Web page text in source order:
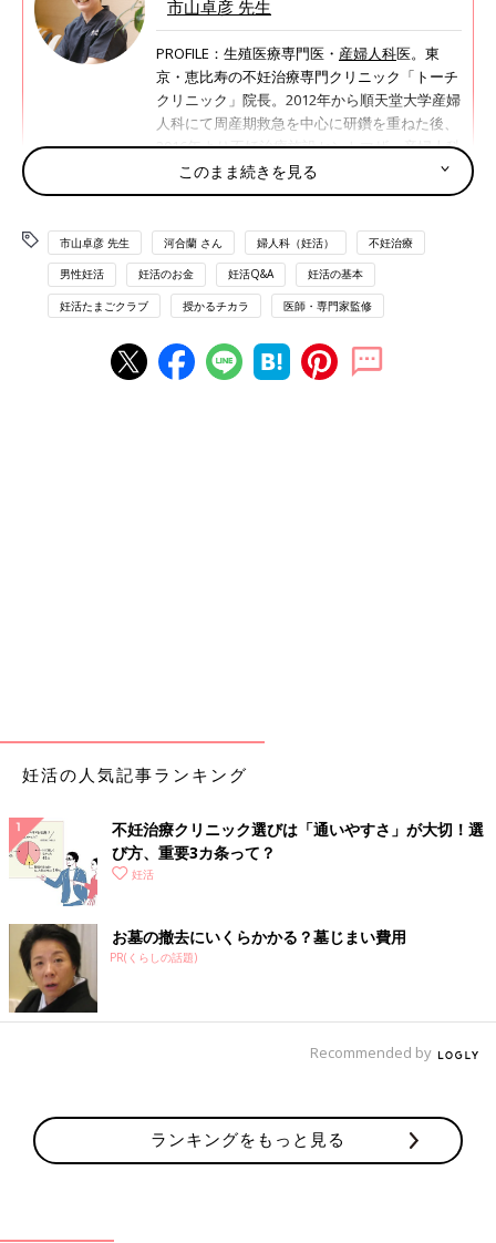
市山卓彦 先生
PROFILE：生殖医療専門医・ 産婦人科医。東
京・恵比寿の不妊治療専門クリニック「トーチ
クリニック」院長。2012年から順天堂大学産婦
人科にて周産期救急を中心に研鑽を重ねた後、
2016年より不妊治療施設セントマザー産婦人科
医院で不妊の臨床及び研究に従事。順天堂浦安
病院不妊センター副センター長を経て、2022年
ん、患者に寄り添った治療計画を立案してい
る。●トーチクリニック https://torch.clinic
監修
河合蘭 さん
CROSSTALK 注目を集める「卵子凍結」
って？
妊活と仕事の両立、卵子凍結、出産費用の保険
テーマは、「卵子凍結」について。 不妊治療の
最前線で活躍するドクター・市山卓彦先生と、
「子どもはいらない」未婚男女が増加中
――不妊治療支援は充実してきているのに、少子化は進む一方で
す。
このまま続きを見る
市山卓彦 先生 河合蘭 さん 婦人科（妊活） 不妊治療
男性妊活 妊活のお金 妊活Q&A 妊活の基本
妊活たまごクラブ 授かるチカラ 医師・専門家監修
妊活の人気記事ランキング
不妊治療クリニック選びは「通いやすさ」が大切！選
び方、重要3カ条って？
妊活
お墓の撤去にいくらかかる？墓じまい費用
PR(くらしの話題)
Recommended by
ランキングをもっと見る